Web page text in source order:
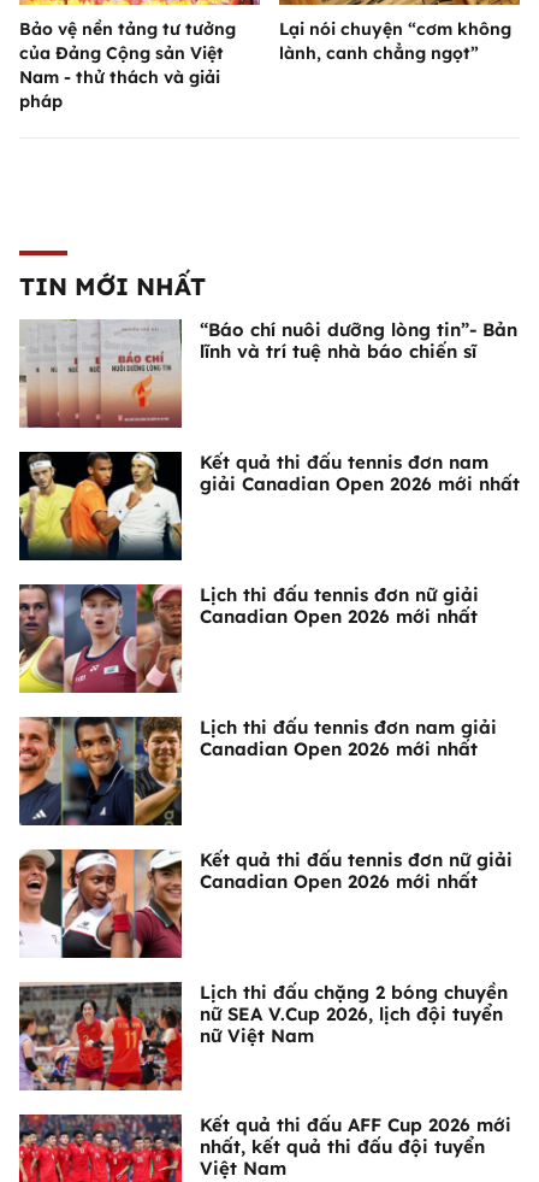
Bảo vệ nền tảng tư tưởng
của Đảng Cộng sản Việt
Nam - thử thách và giải
pháp
Lại nói chuyện “cơm không
lành, canh chẳng ngọt”
TIN MỚI NHẤT
“Báo chí nuôi dưỡng lòng tin”- Bản
lĩnh và trí tuệ nhà báo chiến sĩ
Kết quả thi đấu tennis đơn nam
giải Canadian Open 2026 mới nhất
Lịch thi đấu tennis đơn nữ giải
Canadian Open 2026 mới nhất
Lịch thi đấu tennis đơn nam giải
Canadian Open 2026 mới nhất
Kết quả thi đấu tennis đơn nữ giải
Canadian Open 2026 mới nhất
Lịch thi đấu chặng 2 bóng chuyền
nữ SEA V.Cup 2026, lịch đội tuyển
nữ Việt Nam
Kết quả thi đấu AFF Cup 2026 mới
nhất, kết quả thi đấu đội tuyển
Việt Nam